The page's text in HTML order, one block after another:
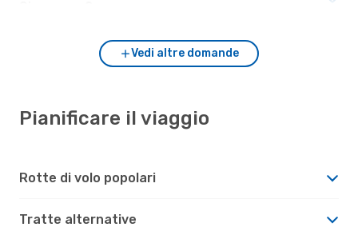
Vedi altre domande
Pianificare il viaggio
Rotte di volo popolari
Tratte alternative